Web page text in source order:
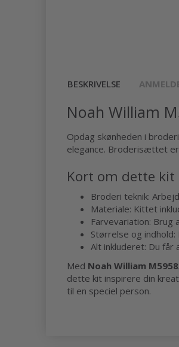
BESKRIVELSE
Noah William
Opdag skønheden i
elegance. Broderisættet
Kort om dette kit
Broderi teknik:
Materiale: Kittet
Farvevariation: Brug
Størrelse og
Alt inkluderet: Du får
Med Noah William
dette kit inspirere din
til en speciel person.